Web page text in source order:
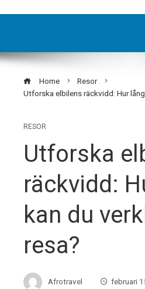
Home
Resor
Utforska elbilens räckvidd: Hur
RESOR
Utforska
räckvidd:
kan du
resa?
Afrotravel
februari